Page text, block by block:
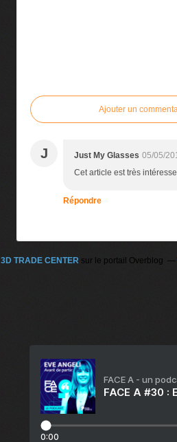
Ajouter un
J Just My Glasses 05/05/
Cet article est très
Répondre
3D TRADE CENTERsur le portail Overblog
FACE A - un
FACE A #30 :
0:00